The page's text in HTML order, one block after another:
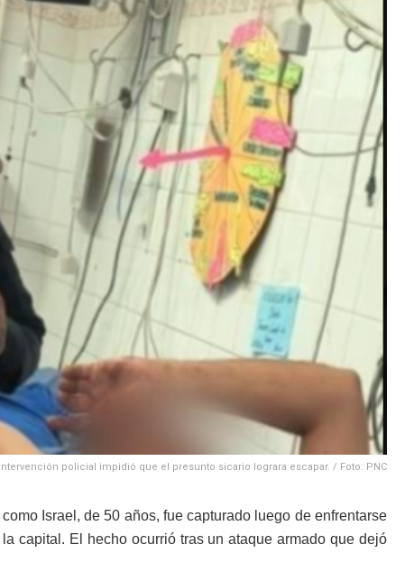
policial impidió que el presunto sicario lograra escapar. / Foto: PNC
Israel, de 50 años, fue capturado luego de enfrentarse
capital. El hecho ocurrió tras un ataque armado que dejó